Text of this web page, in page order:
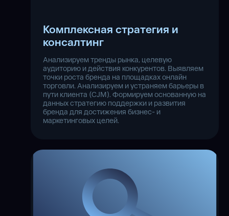
Комплексная стратегия и
консалтинг
Анализируем тренды рынка, целевую
аудиторию и действия конкурентов. Выявляем
точки роста бренда на площадках онлайн
торговли. Анализируем и устраняем барьеры в
пути клиента (CJM). Формируем основанную на
данных стратегию поддержки и развития
бренда для достижения бизнес- и
маркетинговых целей.